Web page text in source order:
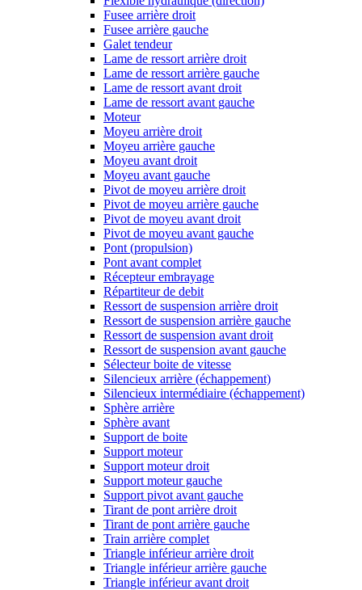
Fusee arrière droit
Fusee arrière gauche
Galet tendeur
Lame de ressort arrière droit
Lame de ressort arrière gauche
Lame de ressort avant droit
Lame de ressort avant gauche
Moteur
Moyeu arrière droit
Moyeu arrière gauche
Moyeu avant droit
Moyeu avant gauche
Pivot de moyeu arrière droit
Pivot de moyeu arrière gauche
Pivot de moyeu avant droit
Pivot de moyeu avant gauche
Pont (propulsion)
Pont avant complet
Récepteur embrayage
Répartiteur de debit
Ressort de suspension arrière droit
Ressort de suspension arrière gauche
Ressort de suspension avant droit
Ressort de suspension avant gauche
Sélecteur boite de vitesse
Silencieux arrière (échappement)
Silencieux intermédiaire (échappement)
Sphère arrière
Sphère avant
Support de boite
Support moteur
Support moteur droit
Support moteur gauche
Support pivot avant gauche
Tirant de pont arrière droit
Tirant de pont arrière gauche
Train arrière complet
Triangle inférieur arrière droit
Triangle inférieur arrière gauche
Triangle inférieur avant droit